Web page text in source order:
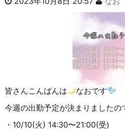
皆さんこんばんは
なおです
今週の出勤予定が決まりましたの
・10/10(火) 14:30〜21:00(受)